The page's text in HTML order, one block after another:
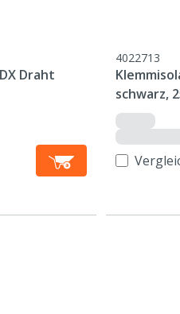
Draht
4022713
schwarz,